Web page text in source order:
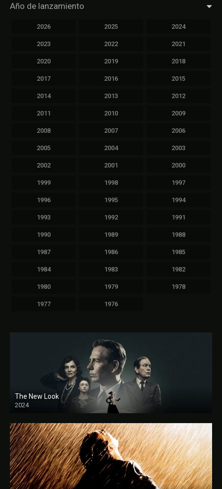
Año de lanzamiento
2026 2025 2024
2023 2022 2021
2020 2019 2018
2017 2016 2015
2014 2013 2012
2011 2010 2009
2008 2007 2006
2005 2004 2003
2002 2001 2000
1999 1998 1997
1996 1995 1994
1993 1992 1991
1990 1989 1988
1987 1986 1985
1984 1983 1982
1980 1979 1978
1977 1976
The New Look
2024